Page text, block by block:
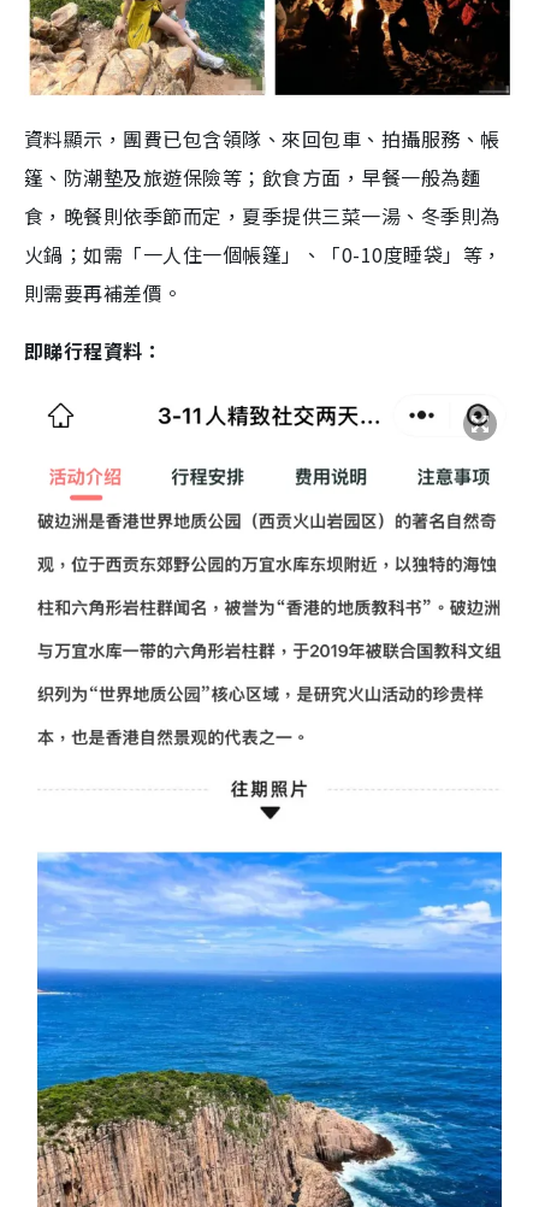
資料顯示，團費已包含領隊、來回包車、拍攝服務、帳
篷、防潮墊及旅遊保險等；飲食方面，早餐一般為麵
食，晚餐則依季節而定，夏季提供三菜一湯、冬季則為
火鍋；如需「一人住一個帳篷」、「0-10度睡袋」等，
則需要再補差價。
即睇行程資料：